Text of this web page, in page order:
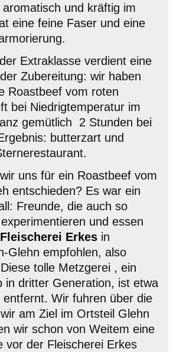
aromatisch und kräftig im
eine feine Faser und eine
Extraklasse verdient eine
Zubereitung: wir haben
Roastbeef vom roten
bei Niedrigtemperatur im
gemütlich
2 Stunden bei
butterzart und
uns für ein Roastbeef vom
entschieden? Es war ein
Freunde, die auch so
und essen
Fleischerei Erkes in
Glehn empfohlen, also
tolle Metzgerei , ein
in dritter Generation, ist etwa
Wir fuhren über die
am Ziel im Ortsteil Glehn
wir schon von Weitem eine
vor der Fleischerei Erkes